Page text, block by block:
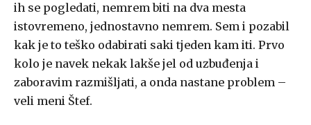
ih se pogledati, nemrem biti na dva mesta
istovremeno, jednostavno nemrem. Sem i pozabil
kak je to teško odabirati saki tjeden kam iti. Prvo
kolo je navek nekak lakše jel od uzbuđenja i
zaboravim razmišljati, a onda nastane problem –
veli meni Štef.